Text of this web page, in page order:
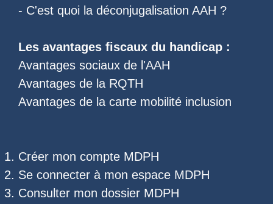
- C'est quoi la déconjugalisation AAH ?
Les avantages fiscaux du handicap :
Avantages sociaux de l'AAH
Avantages de la RQTH
Avantages de la carte mobilité inclusion
Créer mon compte MDPH
Se connecter à mon espace MDPH
Consulter mon dossier MDPH